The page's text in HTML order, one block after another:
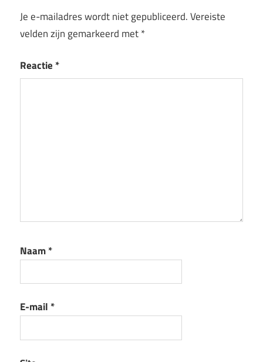
Je e-mailadres wordt niet gepubliceerd.Vereiste
velden zijn gemarkeerd met*
Reactie *
Naam*
E-mail *